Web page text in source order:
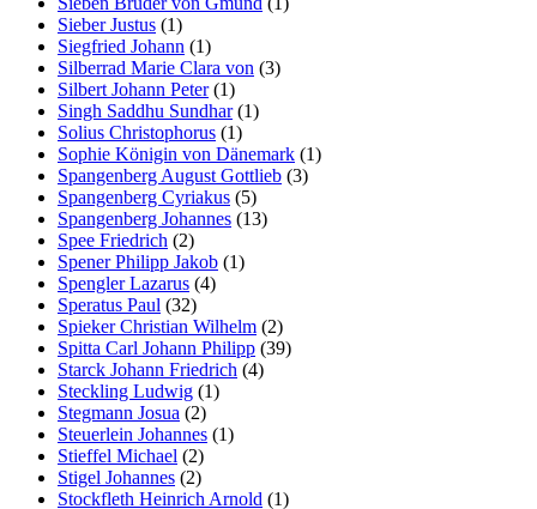
Sieber Justus (1)
Siegfried Johann (1)
Silberrad Marie Clara von (3)
Silbert Johann Peter(1)
Singh Saddhu Sundhar(1)
Solius Christophorus (1)
Sophie Königin von Dänemark (1)
Spangenberg August Gottlieb (3)
Spangenberg Cyriakus (5)
Spangenberg Johannes (13)
Spee Friedrich (2)
Spener Philipp Jakob (1)
Spengler Lazarus (4)
Speratus Paul (32)
Spieker Christian Wilhelm (2)
Spitta Carl Johann Philipp (39)
Starck Johann Friedrich (4)
Steckling Ludwig (1)
Stegmann Josua (2)
Steuerlein Johannes (1)
Stieffel Michael (2)
Stigel Johannes (2)
Stockfleth Heinrich Arnold (1)